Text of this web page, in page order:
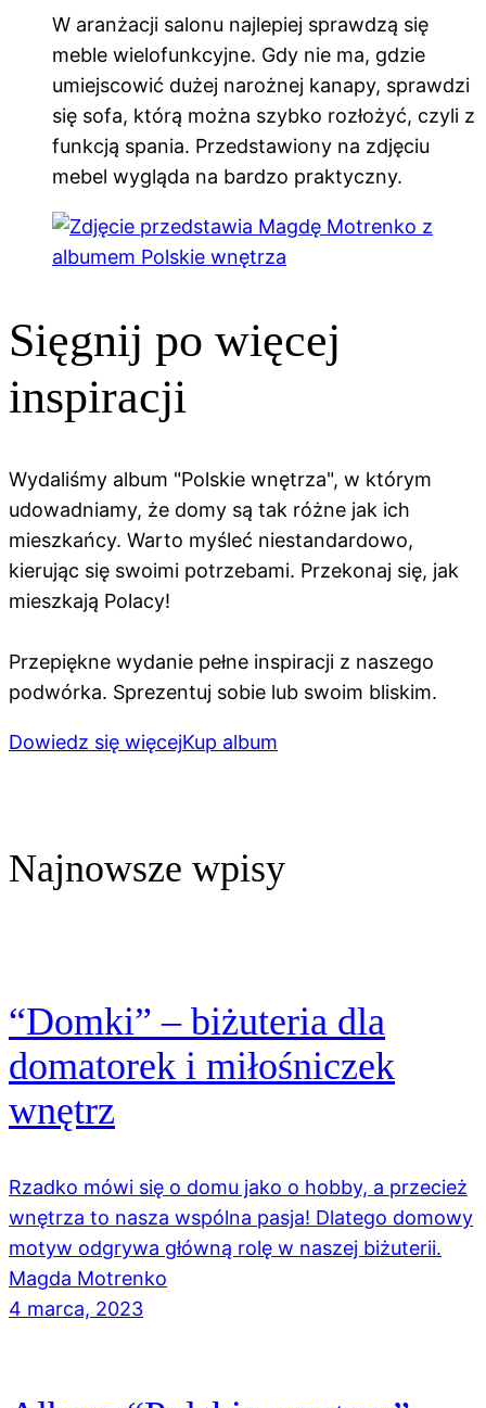
W aranżacji salonu najlepiej sprawdzą się
meble wielofunkcyjne. Gdy nie ma, gdzie
umiejscowić dużej narożnej kanapy, sprawdzi
się sofa, którą można szybko rozłożyć, czyli z
funkcją spania. Przedstawiony na zdjęciu
mebel wygląda na bardzo praktyczny.
Sięgnij po więcej
inspiracji
Wydaliśmy album "Polskie wnętrza", w którym
udowadniamy, że domy są tak różne jak ich
mieszkańcy. Warto myśleć niestandardowo,
kierując się swoimi potrzebami. Przekonaj się, jak
mieszkają Polacy!
Przepiękne wydanie pełne inspiracji z naszego
podwórka. Sprezentuj sobie lub swoim bliskim.
Dowiedz się więcejKup album
Najnowsze wpisy
“Domki” – biżuteria dla
domatorek i miłośniczek
wnętrz
Rzadko mówi się o domu jako o hobby, a przecież
wnętrza to nasza wspólna pasja! Dlatego domowy
motyw odgrywa główną rolę w naszej biżuterii.
Magda Motrenko
4 marca, 2023